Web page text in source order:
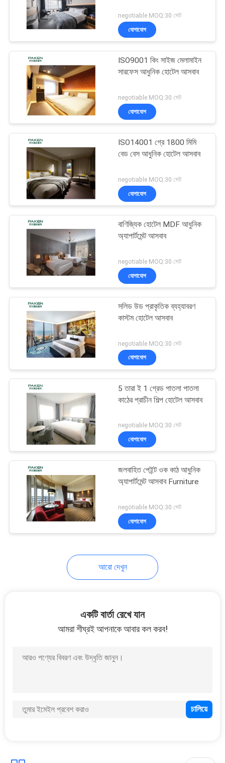
ম্যাপ
PRIVACY
POLICY
negotiable MOQ:30 সেট
যোগাযোগ
ISO9001 কিং সাইজ মেলামাইন
সারফেস আধুনিক হোটেল আসবাব
negotiable MOQ:30 সেট
যোগাযোগ
ISO14001 গ্রে 1800 মিমি
বেড বেস আধুনিক হোটেল আসবাব
negotiable MOQ:30 সেট
যোগাযোগ
বাণিজ্যিক হোটেল MDF আধুনিক
অ্যাপার্টমেন্ট আসবাব
negotiable MOQ:30 সেট
যোগাযোগ
সলিড উড প্রাকৃতিক ব্যহ্যাবরণ
কাস্টম হোটেল আসবাব
negotiable MOQ:30 সেট
যোগাযোগ
5 তারা ই 1 গ্রেড পাতলা পাতলা
কাঠের প্রাচীন শিল্প হোটেল আসবাব
negotiable MOQ:30 সেট
যোগাযোগ
জলবাহিত পেইন্ট ওক কাঠ আধুনিক
অ্যাপার্টমেন্ট আসবাব Furniture
negotiable MOQ:30 সেট
যোগাযোগ
আরো দেখুন
একটি বার্তা রেখে যান
আমরা শীঘ্রই আপনাকে আবার কল করব!